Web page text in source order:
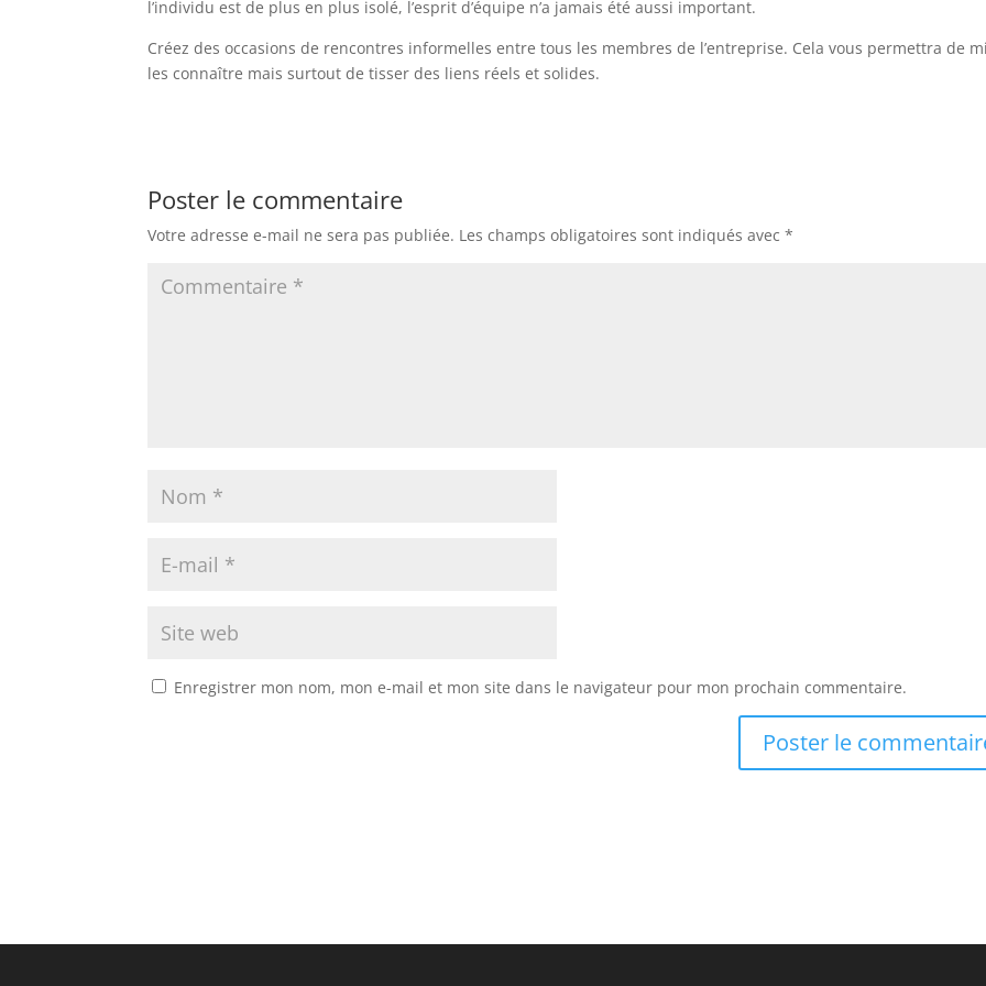
l’individu est de plus en plus isolé, l’esprit d’équipe n’a jamais été aussi important.
Créez des occasions de rencontres informelles entre tous les membres de l’entreprise. Cela vous permettra de
les connaître mais surtout de tisser des liens réels et solides.
Poster le commentaire
Votre adresse e-mail ne sera pas publiée. Les champs obligatoires sont indiqués avec*
Enregistrer mon nom, mon e-mail et mon site dans le navigateur pour mon prochain commentaire.